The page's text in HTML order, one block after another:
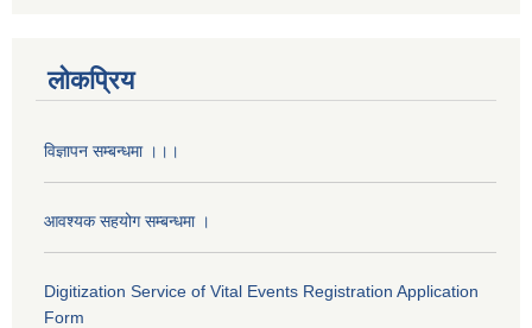
लोकप्रिय
विज्ञापन सम्बन्धमा ।।।
आवश्यक सहयोग सम्बन्धमा ।
Digitization Service of Vital Events Registration Application
Form